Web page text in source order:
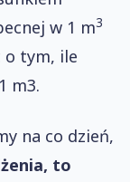
w 1 m3
o tym, ile
m3.
na co dzień,
to